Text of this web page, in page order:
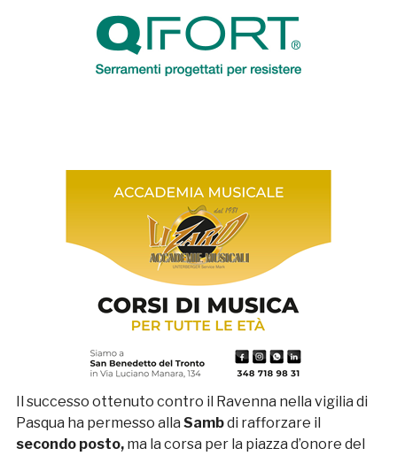
Il successo ottenuto contro il Ravenna nella vigilia di
Pasqua ha permesso alla Sambdi rafforzare il
secondo posto,ma la corsa per la piazza d’onore del